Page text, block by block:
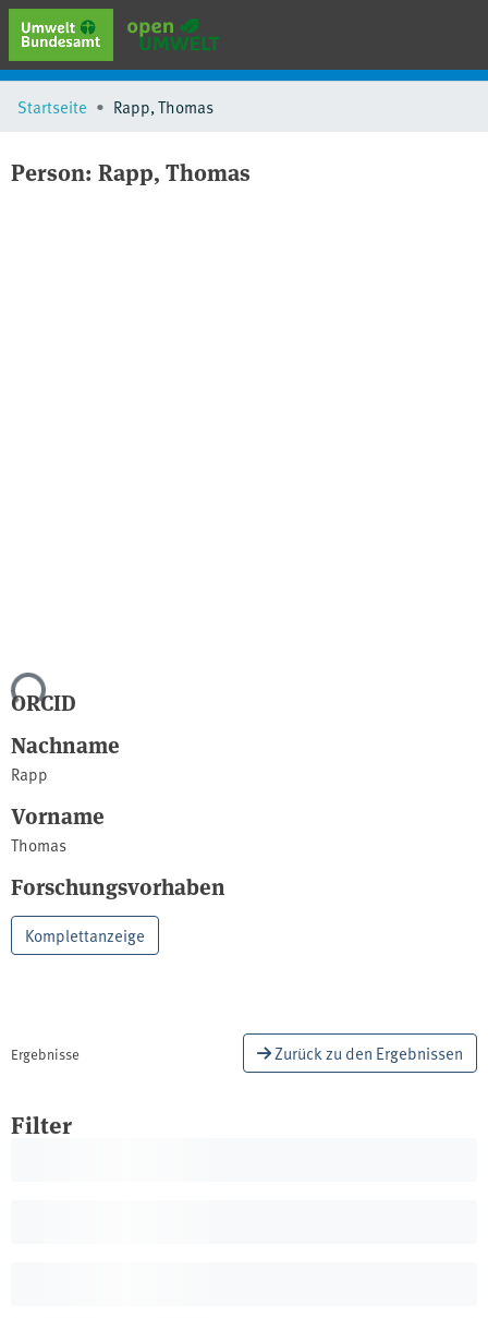
erweiterte Suche
Browse
Schlagwörter
Startseite Rapp, Thomas
Person: Rapp, Thomas
ORCID
Nachname
Rapp
Vorname
Thomas
Forschungsvorhaben
Komplettanzeige
Ergebnisse Zurück zu den Ergebnissen
Filter